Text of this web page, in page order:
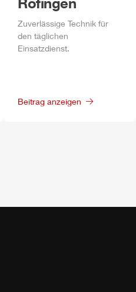
Zuverlässige Technik für
den täglichen
Einsatzdienst.
Beitrag anzeigen